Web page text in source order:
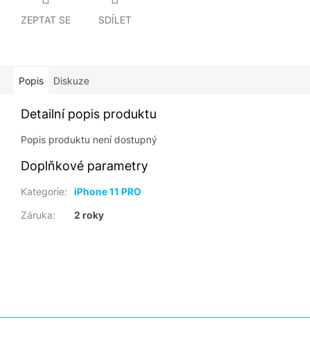
ZEPTAT SE SDÍLET
Popis Diskuze
Detailní popis produktu
Popis produktu není dostupný
Doplňkové parametry
Kategorie:
iPhone 11 PRO
Záruka: 2 roky